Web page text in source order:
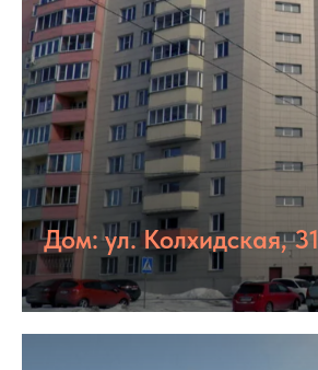
Дом: ул. Колхидская, 31